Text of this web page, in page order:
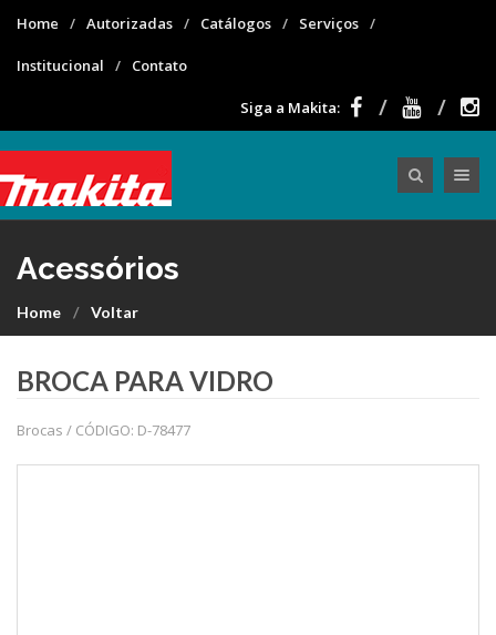
Home Autorizadas Catálogos Serviços
Institucional Contato
Siga a Makita:
Acessórios
Home Voltar
BROCA PARA VIDRO
Brocas / CÓDIGO: D-78477